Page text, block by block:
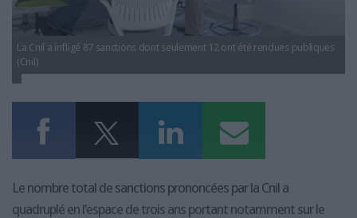
NOS OFFRES D'ABONNEMENTS
La Cnil a infligé 87 sanctions dont seulement 12 ont été rendues publiques
(Cnil)
Le nombre total de sanctions prononcées par la Cnil a
quadruplé en l'espace de trois ans portant notamment sur le